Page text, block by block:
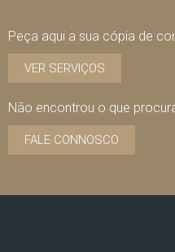
Peça aqui a sua cópia de
VER SERVIÇOS
Não encontrou o que
FALE CONNOSCO